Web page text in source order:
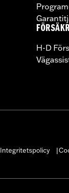
H-D
Integritetspolicy